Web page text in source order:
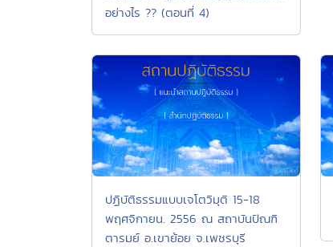
อย่างไร ?? (ตอนที่ 4)
ปฏิบัติธรรมแบบเจโตวิมุติ 15-18
พฤศจิกายน. 2556 ณ สถาบันปัณฑิ
ตารมย์ อ.เขาย้อย จ.เพชรบุรี